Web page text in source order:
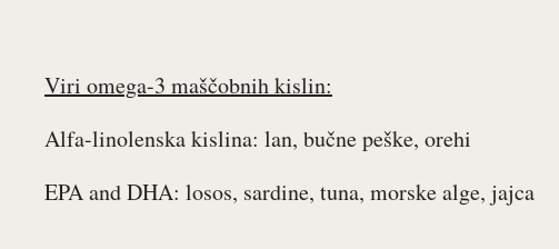
Viri omega-3 maščobnih kislin:
Alfa-linolenska kislina: lan, bučne peške, orehi
EPA and DHA: losos, sardine, tuna, morske alge, jajca